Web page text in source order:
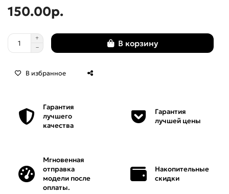
Мебель
Нарды
Панели
Пепельницы
Рамки
150.00р.
В корзину
В избранное
Гарантия
лучшего
качества
Гарантия
лучшей цены
Мгновенная
отправка
модели после
оплаты.
Накопительные
скидки